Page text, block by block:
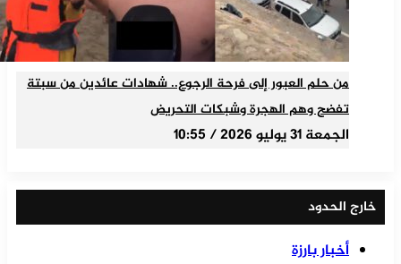
من حلم العبور إلى فرحة الرجوع.. شهادات عائدين من سبتة
تفضح وهم الهجرة وشبكات التحريض
الجمعة 31 يوليو 2026 / 10:55
خارج الحدود
أخبار بارزة